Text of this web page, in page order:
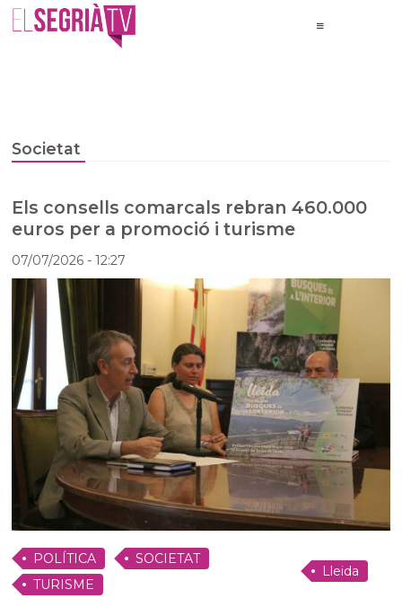
Societat
Els consells comarcals rebran 460.000
euros per a promoció i turisme
07/07/2026- 12:27
POLÍTICA
SOCIETAT
TURISME
Lleida